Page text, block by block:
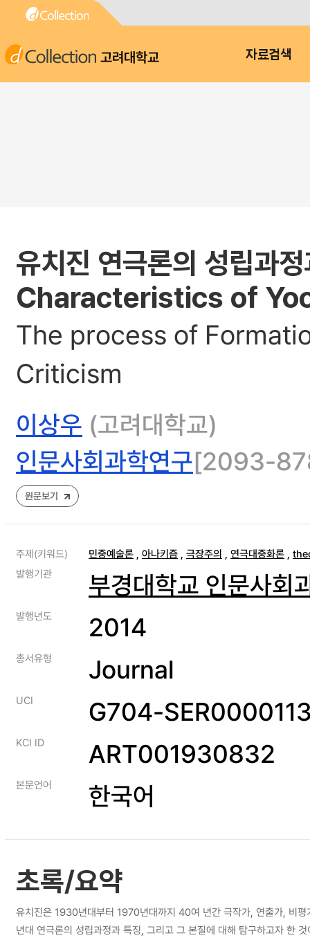
고려대학교 자료검색
유치진 연극론의 성립
Characteristics of
The process of
Criticism
이상우 (고려대학교)
인문사회과학연구[2093-
원문보기
주제(키워드) 민중예술론 , 아나키즘 , 극장주의 , 연극대중화론 ,
발행기관
부경대학교 인문사회
발행년도 2014
총서유형 Journal
UCI G704-
KCI ID ART001930832
본문언어 한국어
초록/요약
유치진은 1930년대부터 1970년대까지 40여 년간 극작가, 연출가, 비
년대 연극론의 성립과정과 특징, 그리고 그 본질에 대해 탐구하고자 한